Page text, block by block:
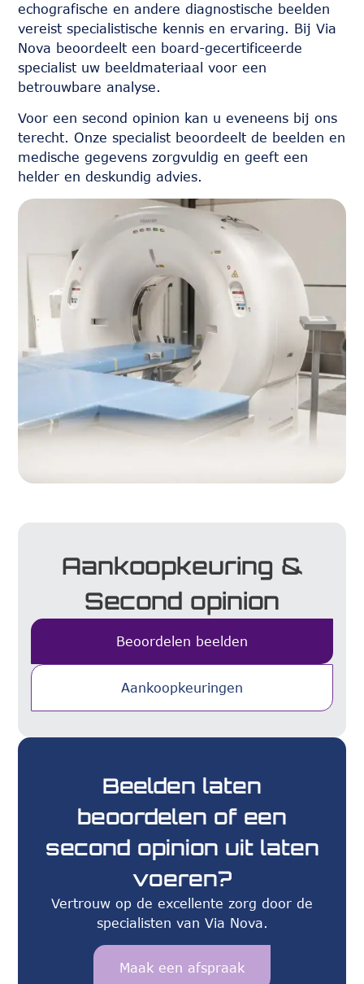
echografische en andere diagnostische beelden
vereist specialistische kennis en ervaring. Bij Via
Nova beoordeelt een board-gecertificeerde
specialist uw beeldmateriaal voor een
betrouwbare analyse.
Voor een second opinion kan u eveneens bij ons
terecht. Onze specialist beoordeelt de beelden en
medische gegevens zorgvuldig en geeft een
helder en deskundig advies.
Beelden laten
beoordelen of een
second opinion uit laten
voeren?
Vertrouw op de excellente zorg door de
specialisten van Via Nova.
Maak een afspraak
Aankoopkeuring &
Second opinion
Beoordelen beelden
Aankoopkeuringen